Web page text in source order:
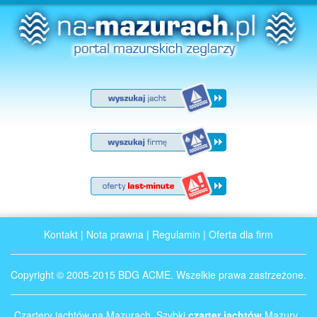
Kontakt | Nota prawna | Regulamin | Oferta dla firm
Copyright © 2005-2015 BDG ACME. Wszelkie prawa zastrzeżone.